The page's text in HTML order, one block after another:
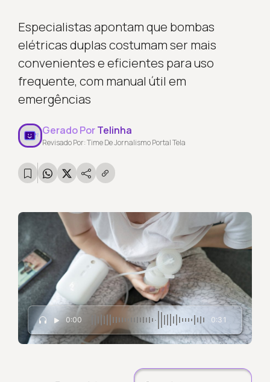
Especialistas apontam que bombas
elétricas duplas costumam ser mais
convenientes e eficientes para uso
frequente, com manual útil em
emergências
Gerado PorTelinha
Revisado Por: Time De Jornalismo Portal Tela
0:00 0:31